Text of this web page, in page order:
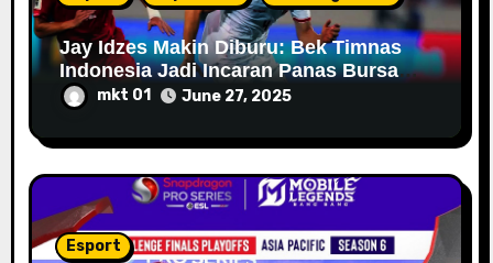
Jay Idzes Makin Diburu: Bek Timnas
Indonesia Jadi Incaran Panas Bursa
Transfer 2025
mkt 01 June 27, 2025
Esport